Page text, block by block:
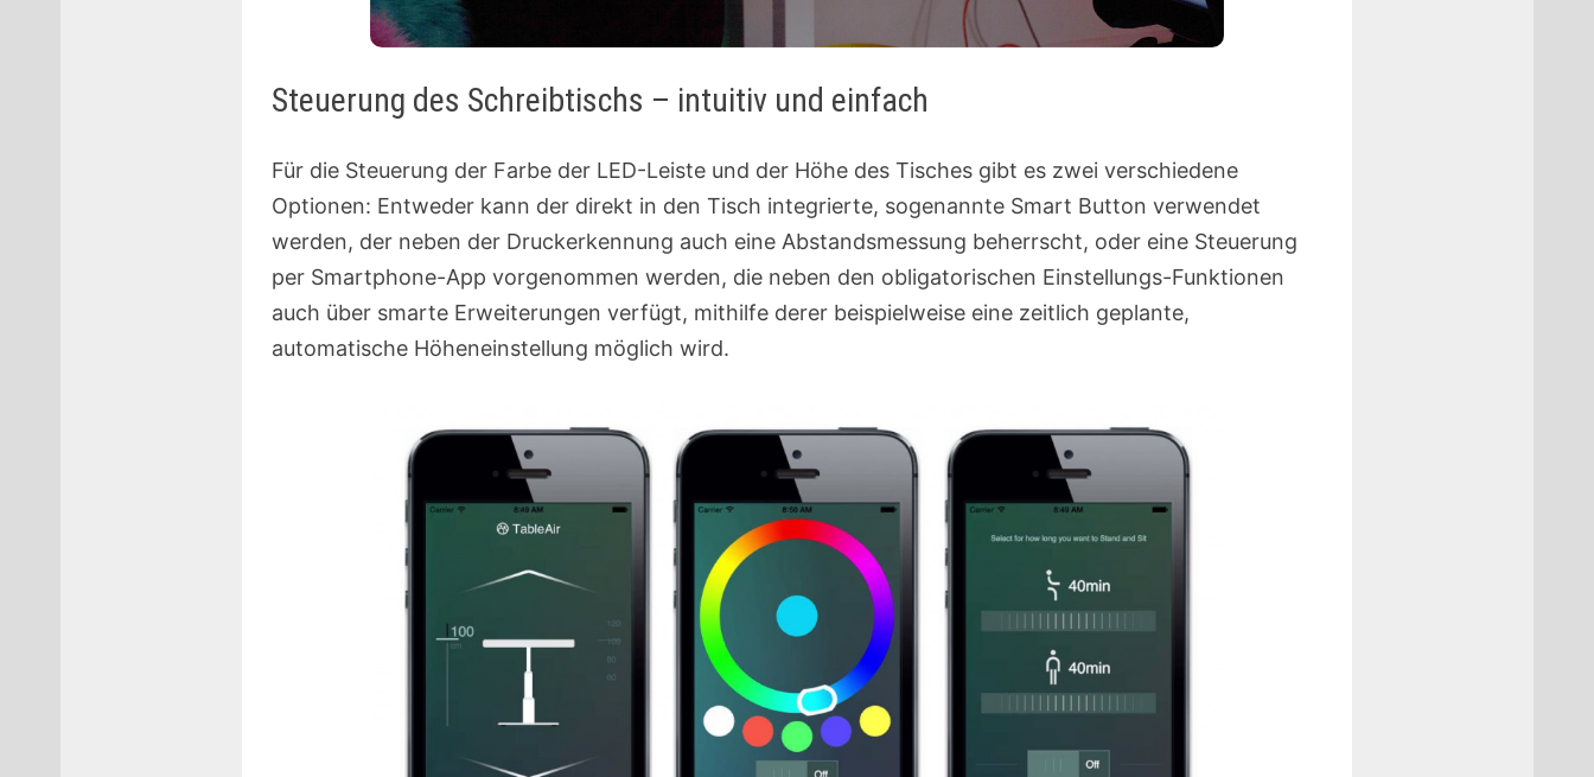
Steuerung des Schreibtischs – intuitiv und einfach
Für die Steuerung der Farbe der LED-Leiste und der Höhe des Tisches gibt es zwei verschiedene
Optionen: Entweder kann der direkt in den Tisch integrierte, sogenannte Smart Button verwendet
werden, der neben der Druckerkennung auch eine Abstandsmessung beherrscht, oder eine Steuerung
per Smartphone-App vorgenommen werden, die neben den obligatorischen Einstellungs-Funktionen
auch über smarte Erweiterungen verfügt, mithilfe derer beispielweise eine zeitlich geplante,
automatische Höheneinstellung möglich wird.